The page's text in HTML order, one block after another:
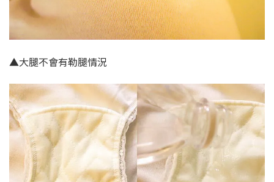
▲大腿不會有勒腿情況